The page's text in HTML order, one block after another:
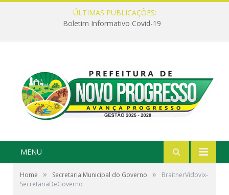
ÚLTIMAS PUBLICAÇÕES:
Boletim Informativo Covid-19
MENU
Home » Secretaria Municipal do Governo »
BraitnerVidovix-
SecretariaDeGoverno